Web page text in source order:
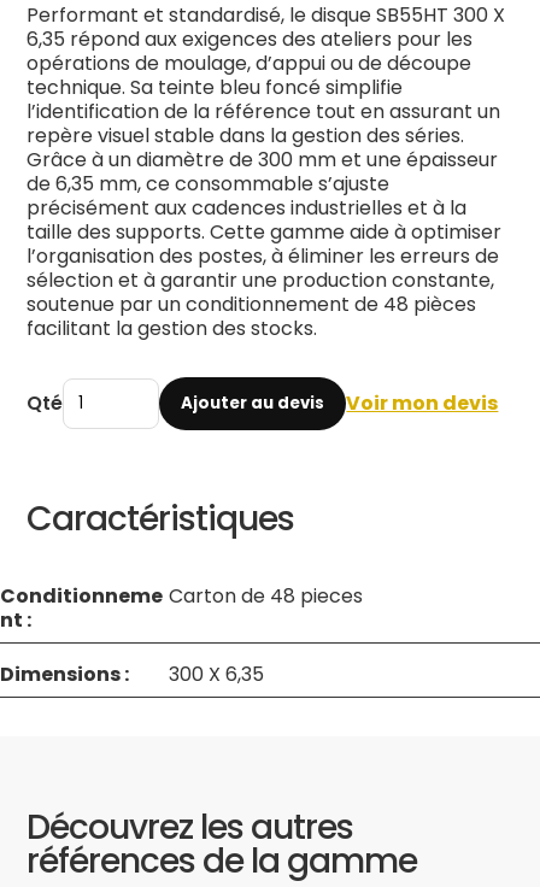
Performant et standardisé, le disque SB55HT 300 X
6,35 répond aux exigences des ateliers pour les
opérations de moulage, d’appui ou de découpe
technique. Sa teinte bleu foncé simplifie
l’identification de la référence tout en assurant un
repère visuel stable dans la gestion des séries.
Grâce à un diamètre de 300 mm et une épaisseur
de 6,35 mm, ce consommable s’ajuste
précisément aux cadences industrielles et à la
taille des supports. Cette gamme aide à optimiser
l’organisation des postes, à éliminer les erreurs de
sélection et à garantir une production constante,
soutenue par un conditionnement de 48 pièces
facilitant la gestion des stocks.
Qté Ajouter au devis Voir mon devis
Caractéristiques
Conditionneme
nt :
Carton de 48 pieces
Dimensions : 300 X 6,35
Découvrez les autres
références de la gamme